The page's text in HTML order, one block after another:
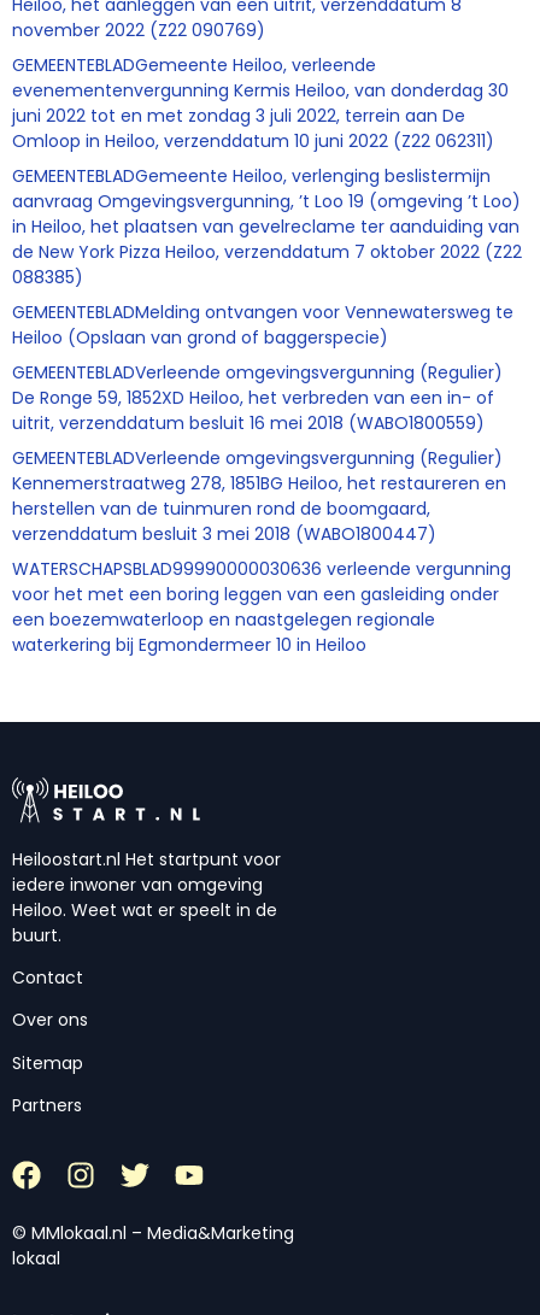
Heiloo, het aanleggen van een uitrit, verzenddatum 8
november 2022 (Z22 090769)
GEMEENTEBLADGemeente Heiloo, verleende
evenementenvergunning Kermis Heiloo, van donderdag 30
juni 2022 tot en met zondag 3 juli 2022, terrein aan De
Omloop in Heiloo, verzenddatum 10 juni 2022 (Z22 062311)
GEMEENTEBLADGemeente Heiloo, verlenging beslistermijn
aanvraag Omgevingsvergunning, ’t Loo 19 (omgeving ’t Loo)
in Heiloo, het plaatsen van gevelreclame ter aanduiding van
de New York Pizza Heiloo, verzenddatum 7 oktober 2022 (Z22
088385)
GEMEENTEBLADMelding ontvangen voor Vennewatersweg te
Heiloo (Opslaan van grond of baggerspecie)
GEMEENTEBLADVerleende omgevingsvergunning (Regulier)
De Ronge 59, 1852XD Heiloo, het verbreden van een in- of
uitrit, verzenddatum besluit 16 mei 2018 (WABO1800559)
GEMEENTEBLADVerleende omgevingsvergunning (Regulier)
Kennemerstraatweg 278, 1851BG Heiloo, het restaureren en
herstellen van de tuinmuren rond de boomgaard,
verzenddatum besluit 3 mei 2018 (WABO1800447)
WATERSCHAPSBLAD99990000030636 verleende vergunning
voor het met een boring leggen van een gasleiding onder
een boezemwaterloop en naastgelegen regionale
waterkering bij Egmondermeer 10 in Heiloo
Heiloostart.nl Het startpunt voor
iedere inwoner van omgeving
Heiloo. Weet wat er speelt in de
buurt.
Contact
Over ons
Sitemap
Partners
© MMlokaal.nl – Media&Marketing
lokaal